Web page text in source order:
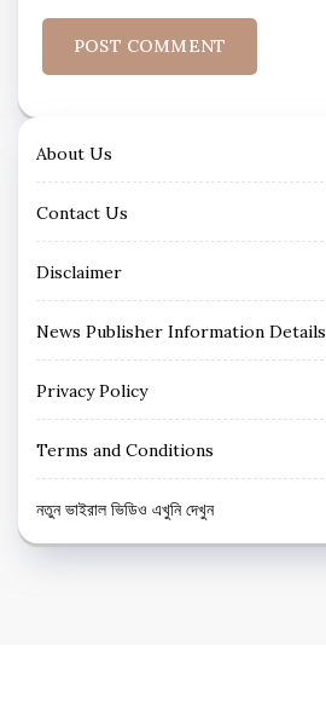
About Us
Contact Us
Disclaimer
News Publisher Information Details
Privacy Policy
Terms and Conditions
নতুন ভাইরাল ভিডিও এখুনি দেখুন